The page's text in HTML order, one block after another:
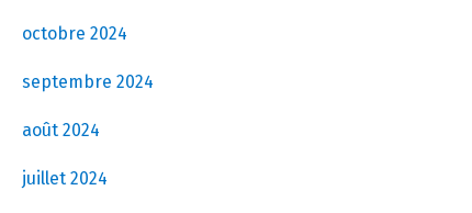
octobre 2024
septembre 2024
août 2024
juillet 2024